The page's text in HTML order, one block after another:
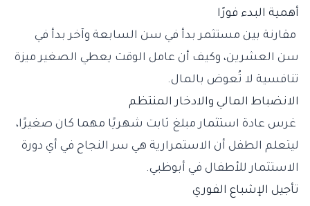
أهمية البدء فورًا
مقارنة بين مستثمر بدأ في سن السابعة وآخر بدأ في
سن العشرين، وكيف أن عامل الوقت يعطي الصغير ميزة
تنافسية لا تُعوض بالمال.
الانضباط المالي والادخار المنتظم
غرس عادة استثمار مبلغ ثابت شهريًا مهما كان صغيرًا،
ليتعلم الطفل أن الاستمرارية هي سر النجاح في أي دورة
الاستثمار للأطفال في أبوظبي.
تأجيل الإشباع الفوري